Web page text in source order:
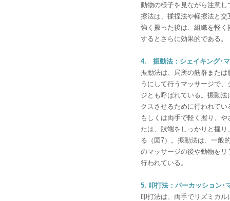
動物の様子を見ながら注意
擦法は、揉捏法や軽擦法と
強く擦った後は、組織を軽
するとさらに効果的である。
4. 振動法：シェイキング･
振動法は、局所の筋群また
うにして行うマッサージで
ジとも呼ばれている。振動
クスさせるために行われて
もしくは両手で軽く握り、
たは、肢端をしっかりと握
る（図7）。振動法は、一般
のマッサージの後や動物を
行われている。
5. 叩打法：パーカッション･
叩打法は、両手でリズミカ